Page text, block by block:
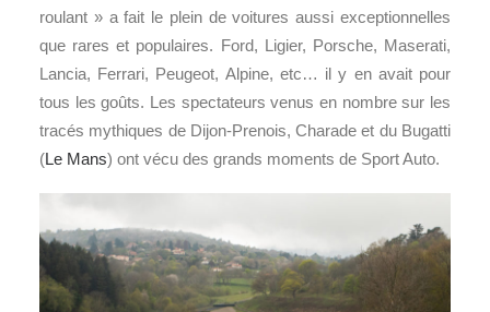
roulant » a fait le plein de voitures aussi exceptionnelles
que rares et populaires. Ford, Ligier, Porsche, Maserati,
Lancia, Ferrari, Peugeot, Alpine, etc… il y en avait pour
tous les goûts. Les spectateurs venus en nombre sur les
tracés mythiques de Dijon-Prenois, Charade et du Bugatti
(Le Mans) ont vécu des grands moments de Sport Auto.